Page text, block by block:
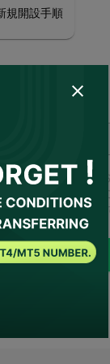
規開設手順
イバシーポリシー
ーカーへ連絡する
アドバイザーとし